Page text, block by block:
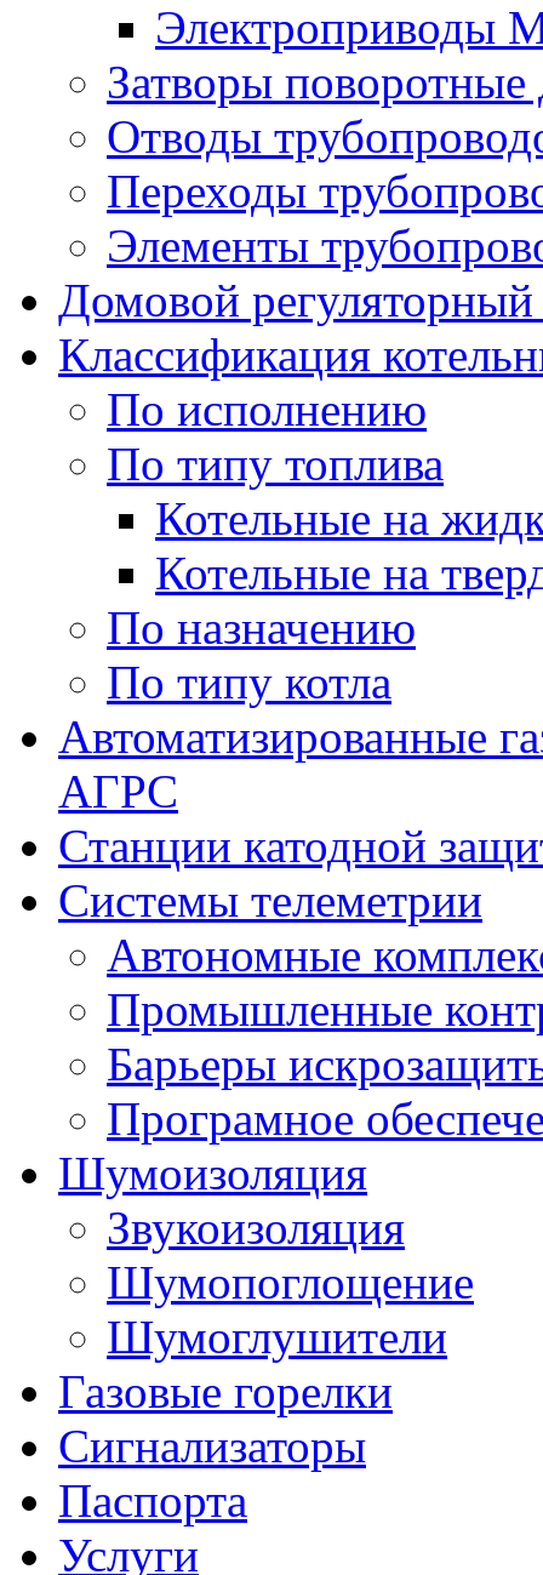
Электроприводы
Затворы поворотные
Отводы
Переходы
Элементы
Домовой
Классификация
По исполнению
По типу топлива
Котельные на
Котельные на
По назначению
По типу котла
Автоматизированные
АГРС
Станции катодной
Системы телеметрии
Автономные
Промышленные
Барьеры
Програмное
Шумоизоляция
Звукоизоляция
Шумопоглощение
Шумоглушители
Газовые горелки
Сигнализаторы
Паспорта
Услуги